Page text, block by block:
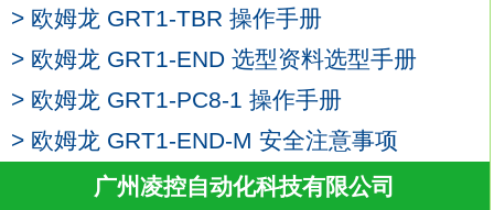
8点输入欧姆龙GRT1-ID4-1。
I/O连接：传感器I/O连接器。
额定内部电路电源电压：通信连接器供应。
I/O电源电压：DC24V。首创用于智能从站
的板卡型终端。
易于修改，可处理多种I/O接口并消除繁琐
的现场配线。
> 欧姆龙 GRT1-TBR 操作手册
> 欧姆龙 GRT1-END 选型资料选型手册
> 欧姆龙 GRT1-PC8-1 操作手册
> 欧姆龙 GRT1-END-M 安全注意事项
广州凌控自动化科技有限公司